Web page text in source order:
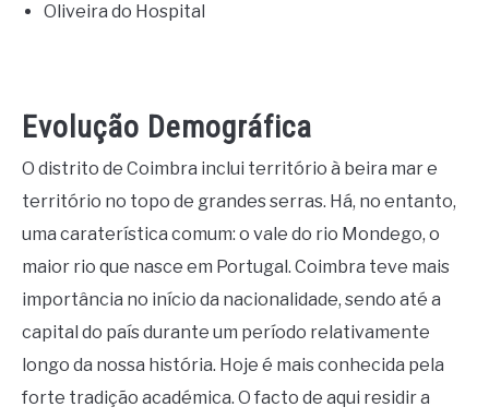
Oliveira do Hospital
Evolução Demográfica
O distrito de Coimbra inclui território à beira mar e
território no topo de grandes serras. Há, no entanto,
uma caraterística comum: o vale do rio Mondego, o
maior rio que nasce em Portugal. Coimbra teve mais
importância no início da nacionalidade, sendo até a
capital do país durante um período relativamente
longo da nossa história. Hoje é mais conhecida pela
forte tradição académica. O facto de aqui residir a